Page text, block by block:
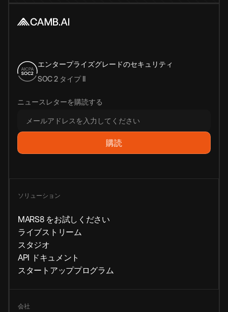
エンタープライズグレードのセキュリティ
SOC 2 タイプ II
ニュースレターを購読する
ソリューション
MARS8 をお試しください
ライブストリーム
スタジオ
API ドキュメント
スタートアッププログラム
会社